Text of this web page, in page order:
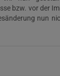
bzw. vor der
nun